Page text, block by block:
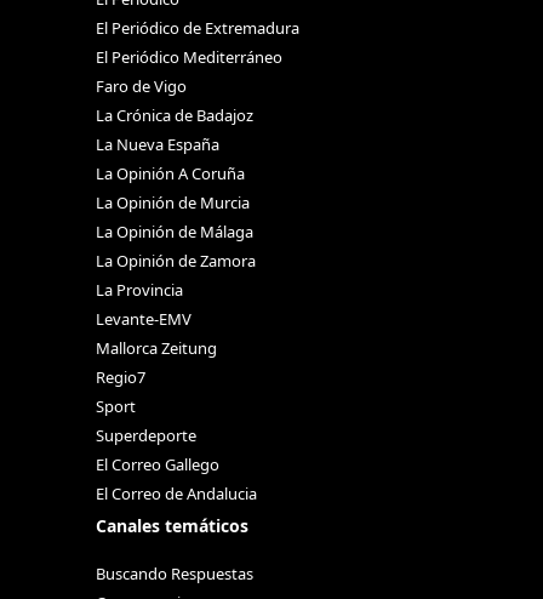
El Periódico de Extremadura
El Periódico Mediterráneo
Faro de Vigo
La Crónica de Badajoz
La Nueva España
La Opinión A Coruña
La Opinión de Murcia
La Opinión de Málaga
La Opinión de Zamora
La Provincia
Levante-EMV
Mallorca Zeitung
Regio7
Sport
Superdeporte
El Correo Gallego
El Correo de Andalucia
Canales temáticos
Buscando Respuestas